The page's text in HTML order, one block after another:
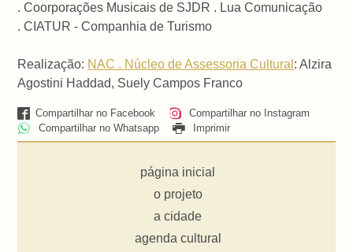
. Coorporações Musicais de SJDR . Lua Comunicação
.CIATUR - Companhia de Turismo
Realização: NAC . Núcleo de Assessoria Cultural : Alzira
Agostini Haddad, Suely Campos Franco
Compartilhar no Facebook
Compartilhar no Instagram
Compartilhar no Whatsapp
Imprimir
página inicial
o projeto
a cidade
agenda cultural